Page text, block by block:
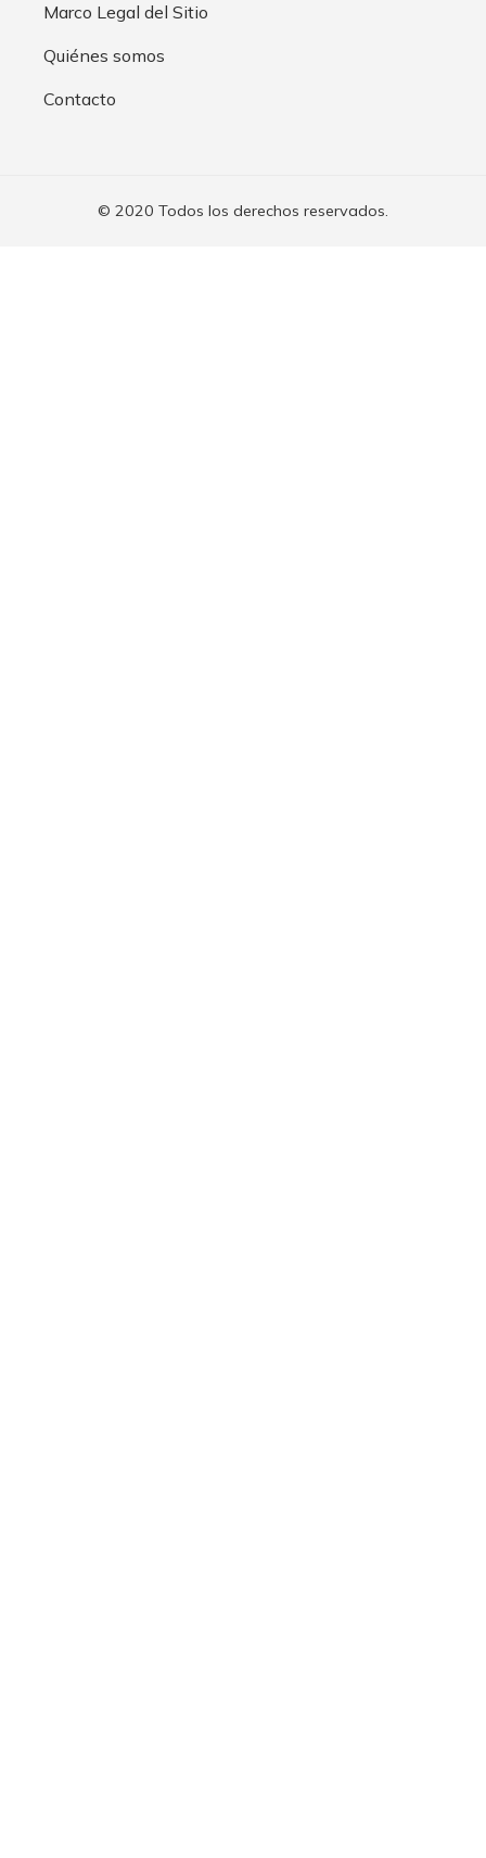
Marco Legal del Sitio
Quiénes somos
Contacto
© 2020 Todos los derechos reservados.